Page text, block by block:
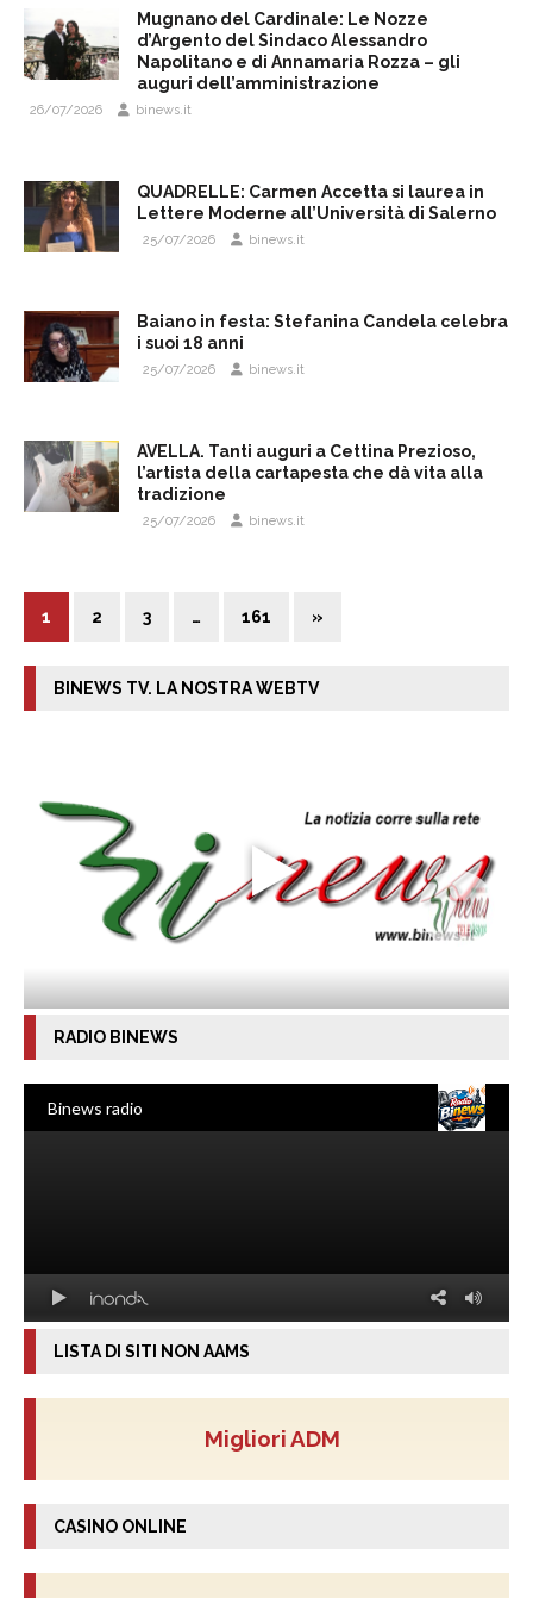
Mugnano del Cardinale: Le Nozze
d’Argento del Sindaco Alessandro
Napolitano e di Annamaria Rozza – gli
auguri dell’amministrazione
26/07/2026 binews.it
QUADRELLE: Carmen Accetta si laurea in
Lettere Moderne all’Università di Salerno
25/07/2026 binews.it
Baiano in festa: Stefanina Candela celebra
i suoi 18 anni
25/07/2026 binews.it
AVELLA. Tanti auguri a Cettina Prezioso,
l’artista della cartapesta che dà vita alla
tradizione
25/07/2026 binews.it
1 2 3 … 161 »
BINEWS TV. LA NOSTRA WEBTV
RADIO BINEWS
LISTA DI SITI NON AAMS
Migliori ADM
CASINO ONLINE